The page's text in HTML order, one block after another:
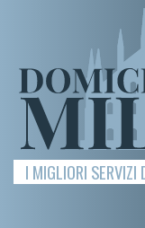
I MIGLIORI SERVIZI